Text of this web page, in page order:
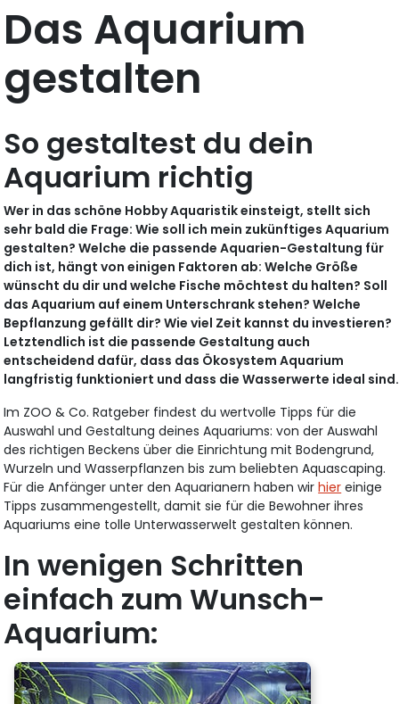
Das Aquarium
gestalten
So gestaltest du dein
Aquarium richtig
Wer in das schöne Hobby Aquaristik einsteigt, stellt sich
sehr bald die Frage: Wie soll ich mein zukünftiges Aquarium
gestalten? Welche die passende Aquarien-Gestaltung für
dich ist, hängt von einigen Faktoren ab: Welche Größe
wünscht du dir und welche Fische möchtest du halten? Soll
das Aquarium auf einem Unterschrank stehen? Welche
Bepflanzung gefällt dir? Wie viel Zeit kannst du investieren?
Letztendlich ist die passende Gestaltung auch
entscheidend dafür, dass das Ökosystem Aquarium
langfristig funktioniert und dass die Wasserwerte ideal sind.
Im ZOO & Co. Ratgeber findest du wertvolle Tipps für die
Auswahl und Gestaltung deines Aquariums: von der Auswahl
des richtigen Beckens über die Einrichtung mit Bodengrund,
Wurzeln und Wasserpflanzen bis zum beliebten Aquascaping.
Für die Anfänger unter den Aquarianern haben wirhier einige
Tipps zusammengestellt, damit sie für die Bewohner ihres
Aquariums eine tolle Unterwasserwelt gestalten können.
In wenigen Schritten
einfach zum Wunsch-
Aquarium: